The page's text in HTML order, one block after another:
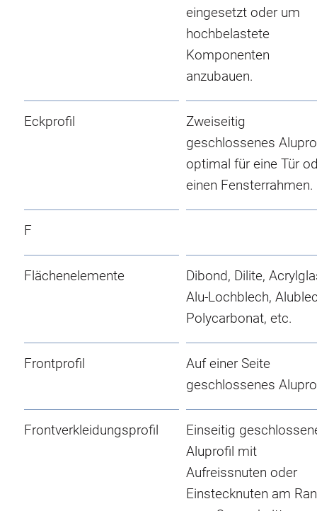
eingesetzt oder um
hochbelastete
Komponenten
anzubauen.
Eckprofil
Zweiseitig
geschlossenes
optimal für eine Tür
einen Fensterrahmen.
F
Flächenelemente
Dibond, Dilite,
Alu-Lochblech,
Polycarbonat, etc.
Frontprofil
Auf einer Seite
geschlossenes
Frontverkleidungsprofil
Einseitig
Aluprofil mit
Aufreissnuten oder
Einstecknuten am